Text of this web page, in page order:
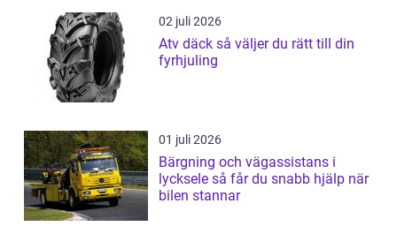
02 juli 2026
Atv däck så väljer du rätt till din
fyrhjuling
01 juli 2026
Bärgning och vägassistans i
lycksele så får du snabb hjälp när
bilen stannar